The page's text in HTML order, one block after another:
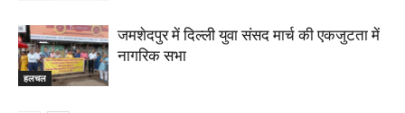
हलचल
जमशेदपुर में दिल्ली युवा संसद मार्च की एकजुटता में
नागरिक सभा